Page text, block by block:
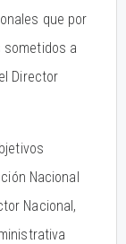
que por
sometidos a
Director
Nacional
Nacional,